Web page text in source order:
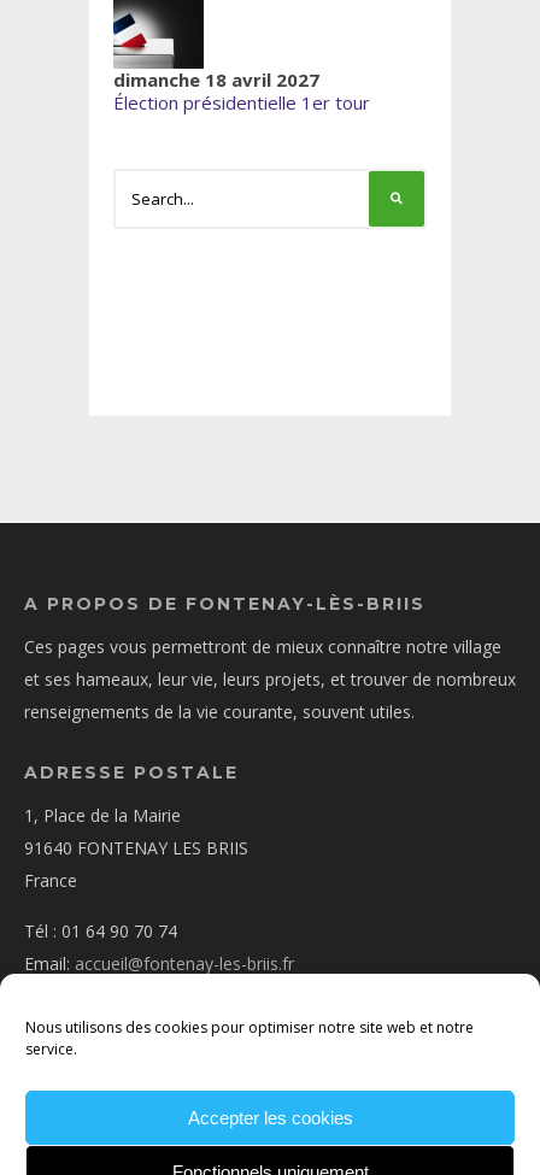
Nous utilisons des cookies pour optimiser notre site web et notre
service.
Accepter les cookies
dimanche 18 avril 2027
Élection présidentielle 1er tour
A PROPOS DE FONTENAY-LÈS-BRIIS
Ces pages vous permettront de mieux connaître notre village
et ses hameaux, leur vie, leurs projets, et trouver de nombreux
renseignements de la vie courante, souvent utiles.
ADRESSE POSTALE
1, Place de la Mairie
91640 FONTENAY LES BRIIS
France
Tél : 01 64 90 70 74
Email: accueil@fontenay-les-briis.fr
NOUS CONTACTER
LÉGALES
POLITIQUE DE COOKIES
CONDITIONS